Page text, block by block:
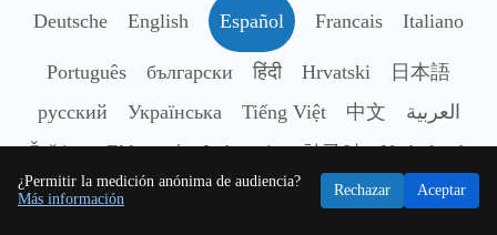
¿Permitir la medición anónima de audiencia?
Más información
Rechazar Aceptar
Deutsche English Español Francais Italiano
Português български हिंदी Hrvatski
日本語
русский
Українська Tiếng Việt 中文
العربية
Čeština
Ελληνικά Indonesia 한국어
Nederlands
Polski
Română Svenska ไทย Türkçe